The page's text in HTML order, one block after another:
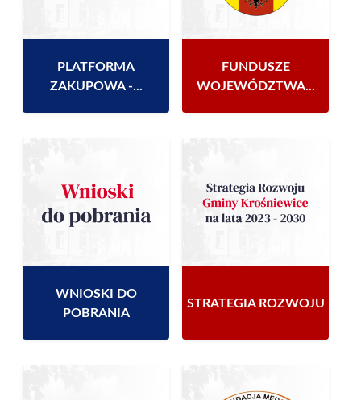
PLATFORMA
ZAKUPOWA -...
FUNDUSZE
WOJEWÓDZTWA...
WNIOSKI DO
POBRANIA
STRATEGIA ROZWOJU